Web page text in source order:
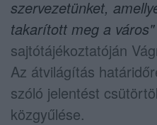
szervezetünket,
takarított meg a város"
sajtótájékoztatóján
Az átvilágítás
szóló jelentést
közgyűlése.